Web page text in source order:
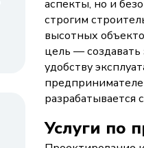
аспекты, но и
строгим
высотных
цель —
удобству
разрабатывается
Услуги по